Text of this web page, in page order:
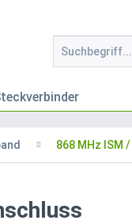
868 MHz ISM /